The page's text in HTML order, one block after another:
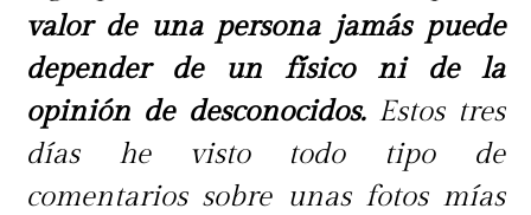
valor de una persona jamás puede
depender de un físico ni de la
opinión de desconocidos.Estos tres
días he visto todo tipo de
comentarios sobre unas fotos mías